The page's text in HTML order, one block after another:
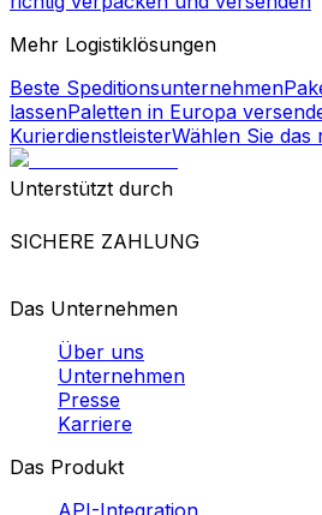
Mehr Logistiklösungen
Beste Speditionsunternehmen
lassenPaletten in Europa
KurierdienstleisterWählen Sie das
Unterstützt durch
Das Unternehmen
Über uns
Unternehmen
Presse